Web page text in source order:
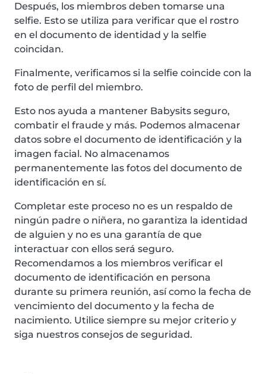
Después, los miembros deben tomarse una
selfie. Esto se utiliza para verificar que el rostro
en el documento de identidad y la selfie
coincidan.
Finalmente, verificamos si la selfie coincide con la
foto de perfil del miembro.
Esto nos ayuda a mantener Babysits seguro,
combatir el fraude y más. Podemos almacenar
datos sobre el documento de identificación y la
imagen facial. No almacenamos
permanentemente las fotos del documento de
identificación en sí.
Completar este proceso no es un respaldo de
ningún padre o niñera, no garantiza la identidad
de alguien y no es una garantía de que
interactuar con ellos será seguro.
Recomendamos a los miembros verificar el
documento de identificación en persona
durante su primera reunión, así como la fecha de
vencimiento del documento y la fecha de
nacimiento. Utilice siempre su mejor criterio y
siga nuestros consejos de seguridad.